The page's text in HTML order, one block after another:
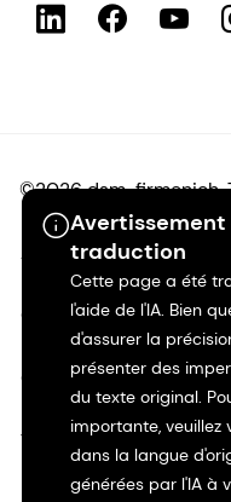
traduction
Cette page a été
l'aide de l'IA. Bien
d'assurer la
présenter des
du texte original.
importante, veuillez
dans la langue
générées par l'IA à
©2026 dsm-firmenich.
Avis de confidentialité
Conditions d'utilisation
Conditions d'utilisation
Transparence en